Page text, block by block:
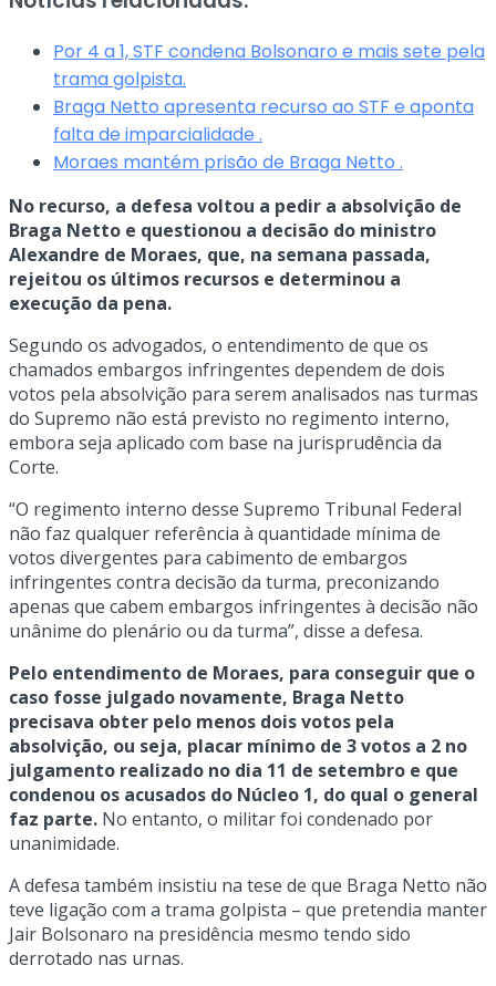
Por 4 a 1, STF condena Bolsonaro e mais sete pela
trama golpista.
Braga Netto apresenta recurso ao STF e aponta
falta de imparcialidade .
Moraes mantém prisão de Braga Netto .
No recurso, a defesa voltou a pedir a absolvição de
Braga Netto e questionou a decisão do ministro
Alexandre de Moraes, que, na semana passada,
rejeitou os últimos recursos e determinou a
execução da pena.
Segundo os advogados, o entendimento de que os
chamados embargos infringentes dependem de dois
votos pela absolvição para serem analisados nas turmas
do Supremo não está previsto no regimento interno,
embora seja aplicado com base na jurisprudência da
Corte.
“O regimento interno desse Supremo Tribunal Federal
não faz qualquer referência à quantidade mínima de
votos divergentes para cabimento de embargos
infringentes contra decisão da turma, preconizando
apenas que cabem embargos infringentes à decisão não
unânime do plenário ou da turma”, disse a defesa.
Pelo entendimento de Moraes, para conseguir que o
caso fosse julgado novamente, Braga Netto
precisava obter pelo menos dois votos pela
absolvição, ou seja, placar mínimo de 3 votos a 2 no
julgamento realizado no dia 11 de setembro e que
condenou os acusados do Núcleo 1, do qual o general
faz parte. No entanto, o militar foi condenado por
unanimidade.
A defesa também insistiu na tese de que Braga Netto não
teve ligação com a trama golpista – que pretendia manter
Jair Bolsonaro na presidência mesmo tendo sido
derrotado nas urnas.